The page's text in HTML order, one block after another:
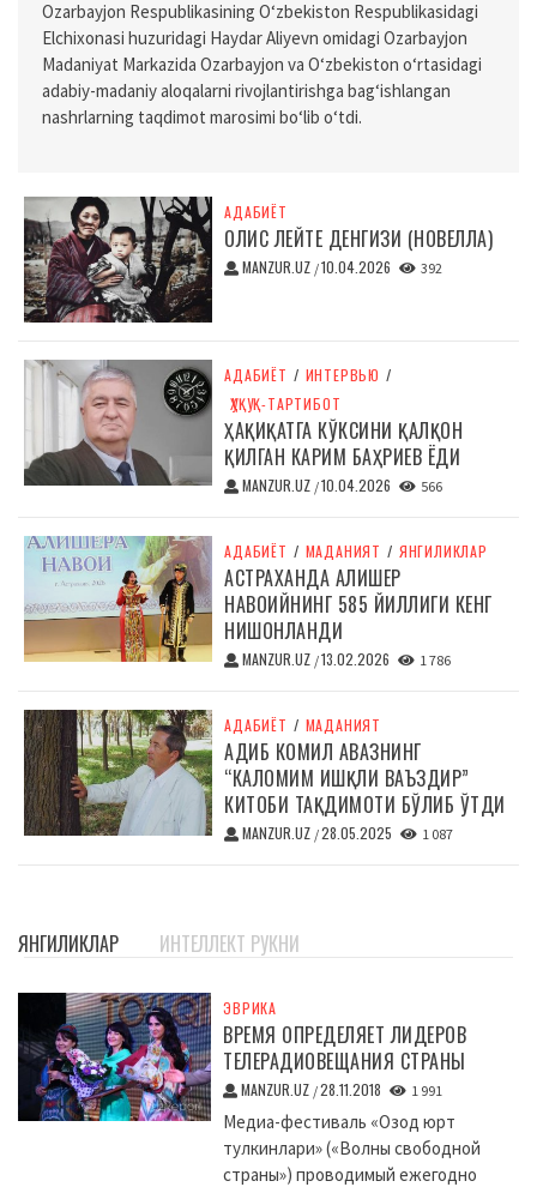
Ozarbayjon Respublikasining O‘zbekiston Respublikasidagi
Elchixonasi huzuridagi Haydar Aliyevn omidagi Ozarbayjon
Madaniyat Markazida Ozarbayjon va O‘zbekiston o‘rtasidagi
adabiy-madaniy aloqalarni rivojlantirishga bag‘ishlangan
nashrlarning taqdimot marosimi bo‘lib o‘tdi.
АДАБИЁТ
ОЛИС ЛЕЙТЕ ДЕНГИЗИ (НОВЕЛЛА)
MANZUR.UZ /10.04.2026 392
АДАБИЁТ / ИНТЕРВЬЮ /
ҲУҚУҚ-ТАРТИБОТ
ҲАҚИҚАТГА КЎКСИНИ ҚАЛҚОН
ҚИЛГАН КАРИМ БАҲРИЕВ ЁДИ
MANZUR.UZ /10.04.2026 566
АДАБИЁТ / МАДАНИЯТ / ЯНГИЛИКЛАР
АСТРАХАНДА АЛИШЕР
НАВОИЙНИНГ 585 ЙИЛЛИГИ КЕНГ
НИШОНЛАНДИ
MANZUR.UZ /13.02.2026 1 786
АДАБИЁТ / МАДАНИЯТ
АДИБ КОМИЛ АВАЗНИНГ
“КАЛОМИМ ИШҚЛИ ВАЪЗДИР”
КИТОБИ ТАҚДИМОТИ БЎЛИБ ЎТДИ
MANZUR.UZ /28.05.2025 1 087
ЯНГИЛИКЛАР ИНТЕЛЛЕКТ РУКНИ
ЭВРИКА
ВРЕМЯ ОПРЕДЕЛЯЕТ ЛИДЕРОВ
ТЕЛЕРАДИОВЕЩАНИЯ СТРАНЫ
MANZUR.UZ /28.11.2018 1 991
Медиа-фестиваль «Озод юрт
тулкинлари» («Волны свободной
страны») проводимый ежегодно